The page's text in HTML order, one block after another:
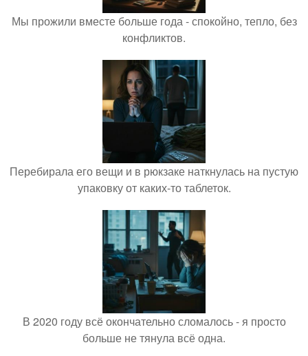
Мы прожили вместе больше года - спокойно, тепло, без
конфликтов.
Перебирала его вещи и в рюкзаке наткнулась на пустую
упаковку от каких-то таблеток.
В 2020 году всё окончательно сломалось - я просто
больше не тянула всё одна.